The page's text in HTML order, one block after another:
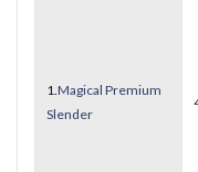
1.Magical Premium
Slender